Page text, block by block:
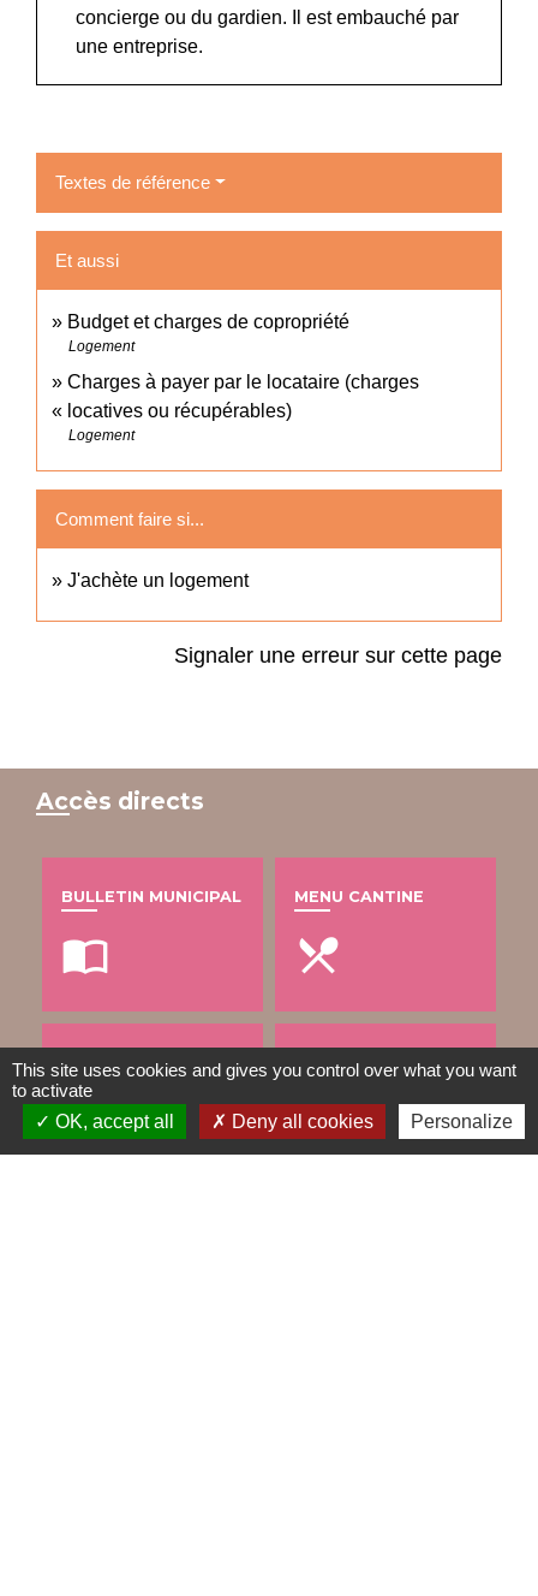
concierge ou du gardien. Il est embauché par
une entreprise.
Textes de référence
Et aussi
Budget et charges de copropriété
Logement
Charges à payer par le locataire (charges
« locatives ou récupérables)
Logement
Comment faire si...
J'achète un logement
Signaler une erreur sur cette page
Accès directs
BULLETIN MUNICIPAL
import_contacts
MENU CANTINE
local_dining
TRAVAUX EN COURS
build
VOS DÉMARCHES
account_balance
This site uses cookies and gives you control over what you want
to activate
OK, accept all
Deny all cookies Personalize